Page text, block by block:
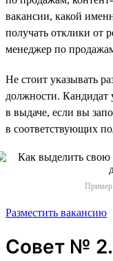
вакансии, какой
получать отклики от
менеджер по
Не стоит указывать
должности.
в выдаче, если вы
в соответствующих
Пример
Разместить вакансию
Совет №